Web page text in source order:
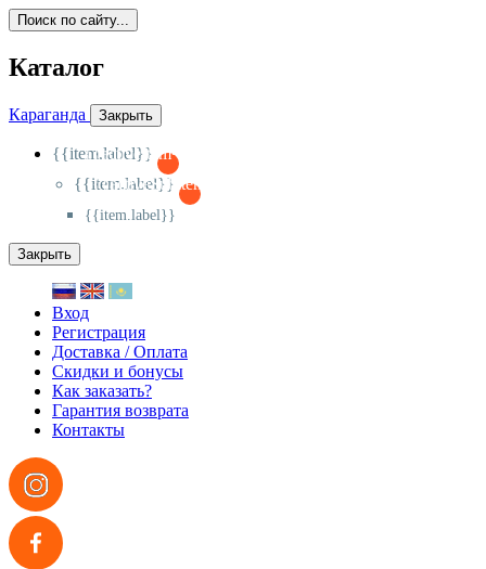
Поиск по сайту...
Каталог
Караганда Закрыть
{{item.label}}
{{activeItem==item.id?'-
{{item.label}}
{{activeSubitem==item.id?'-
{{item.label}}
Закрыть
Вход
Регистрация
Доставка / Оплата
Скидки и бонусы
Как заказать?
Гарантия возврата
Контакты